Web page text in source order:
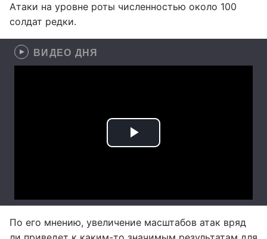
Атаки на уровне роты численностью около 100
солдат редки.
ВИДЕО ДНЯ
По его мнению, увеличение масштабов атак вряд